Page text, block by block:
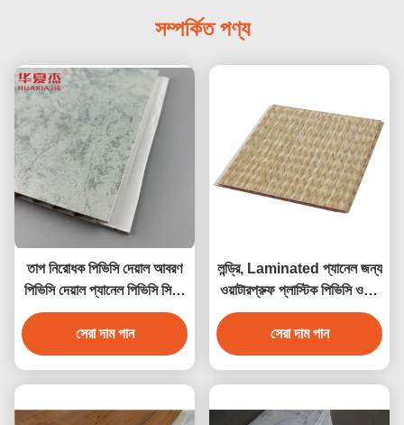
সম্পর্কিত পণ্য
তাপ নিরোধক পিভিসি দেয়াল আবরণ
পিভিসি দেয়াল প্যানেল পিভিসি সিলিং
প্যানেল উচ্চ মানের
সেরা দাম পান
লন্ড্রি, Laminated প্যানেল জন্য
ওয়াটারপ্রুফ প্লাস্টিক পিভিসি ওয়াল
cladding প্যানেল
সেরা দাম পান